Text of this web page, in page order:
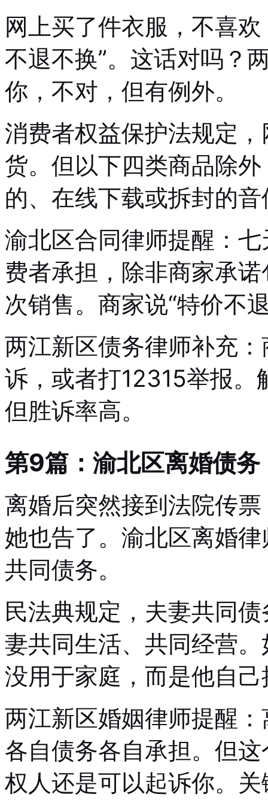
网上买了件衣服，不喜
不退不换”。这话对吗？
你，不对，但有例外。
消费者权益保护法规定
货。但以下四类商品除
的、在线下载或拆封的
渝北区合同律师提醒：
费者承担，除非商家承
次销售。商家说“特价不
两江新区债务律师补充
诉，或者打12315举报。
但胜诉率高。
第9篇：渝北区离婚债
离婚后突然接到法院传
她也告了。渝北区离婚
共同债务。
民法典规定，夫妻共同
妻共同生活、共同经营
没用于家庭，而是他自
两江新区婚姻律师提醒
各自债务各自承担。但
权人还是可以起诉你。